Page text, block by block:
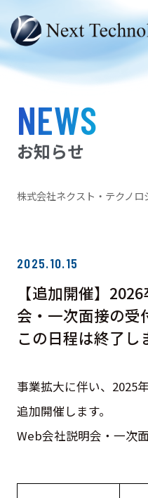
NEWS
お知らせ
株式会社ネクスト・テクノロ
2025.10.15
【追加開催】
会・一次面接の受
この日程は終了し
事業拡大に伴い、2025
追加開催します。
Web会社説明会・一次